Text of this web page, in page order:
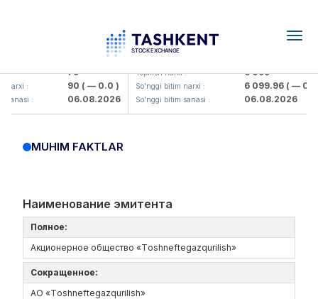
: 79
: 90( — 0.0 )
: 06.08.2026
UZMK (<O'zmetkombinat> AJ)
Yopilish narxi : 6 099
So'nggi bitim narxi : 6 099.96( — 0.0 )
So'nggi bitim sanasi : 06.08.2026
MUHIM FAKTLAR
Наименование эмитента
Полное:
Акционерное общество «Tоshneftеgazqurilish»
Сокращенное:
АО «Tоshneftеgazqurilish»